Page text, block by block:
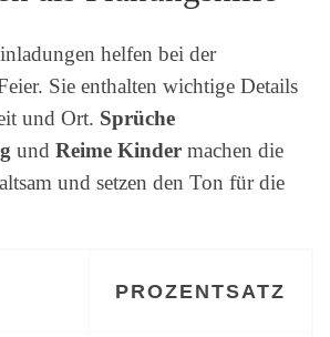
helfen bei der
Sie enthalten wichtige Details
und Ort. Sprüche
und Reime Kinder machen die
und setzen den Ton für die
PROZENTSATZ